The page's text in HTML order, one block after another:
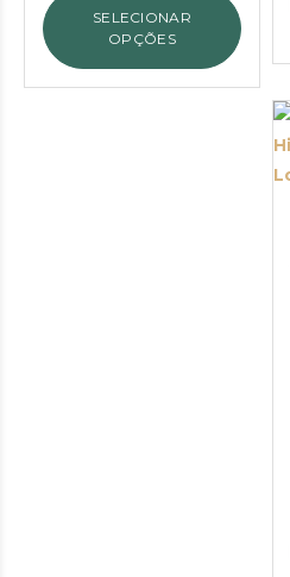
€29.90.
€20.00.
SELECIONAR
OPÇÕES